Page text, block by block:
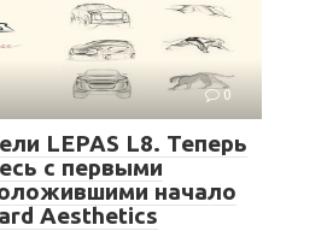
0
LEPAS L8. Теперь
с первыми
начало
Aesthetics